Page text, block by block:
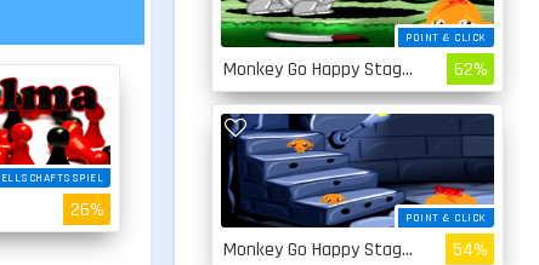
26%
POINT & CLICK
Monkey Go Happy Stage 3 62%
POINT & CLICK
Monkey Go Happy Stage 2 54%